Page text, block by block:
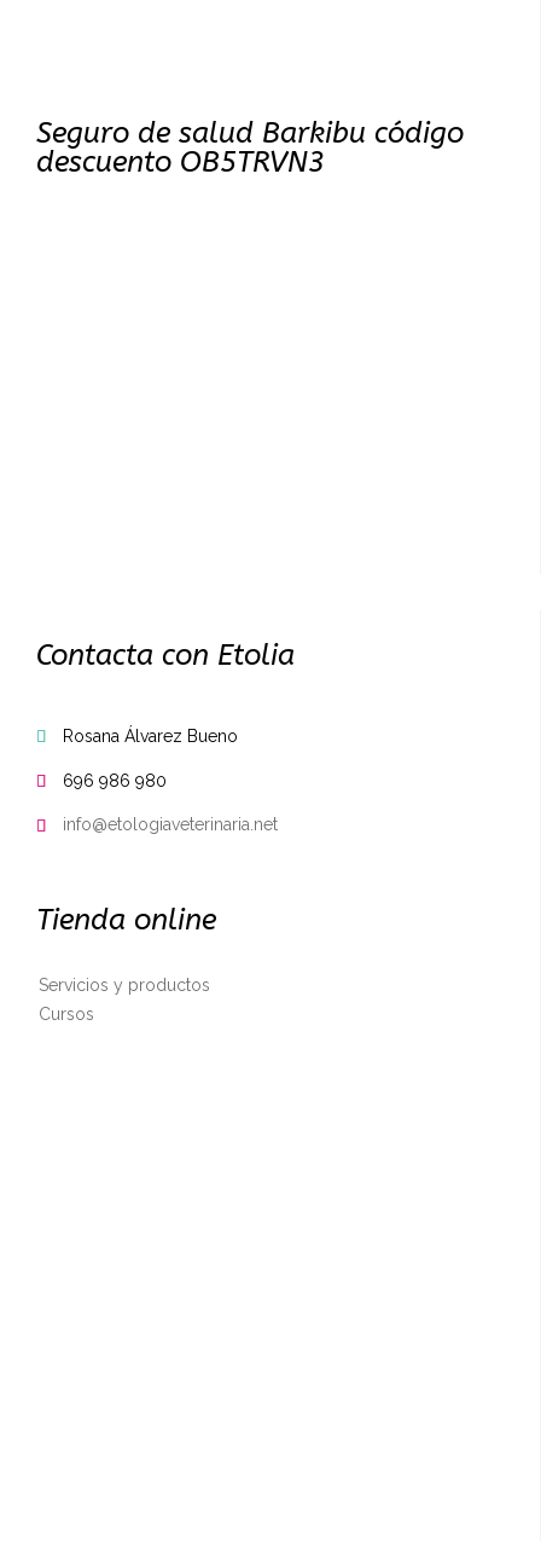
Seguro de salud Barkibu código
descuento OB5TRVN3
Contacta con Etolia
 Rosana Álvarez Bueno
 696 986 980
 info@etologiaveterinaria.net
Tienda online
Servicios y productos
Cursos